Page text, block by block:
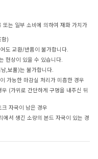
는 일부 소비에 의하여 재화 가치가
함)
도 교환/반품이 불가합니다.
현상이 있을 수 있습니다.
,보풀)는 불가합니다.
가능한 마감실 처리가 미흡한 경우
(가위로 간단하게 구멍을 내주신 뒤
자국이 남은 경우
에서 생긴 소량의 본드 자국이 있는 경